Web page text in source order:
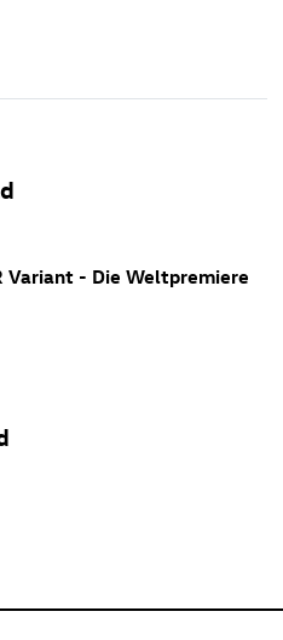
Variant - Die Weltpremiere